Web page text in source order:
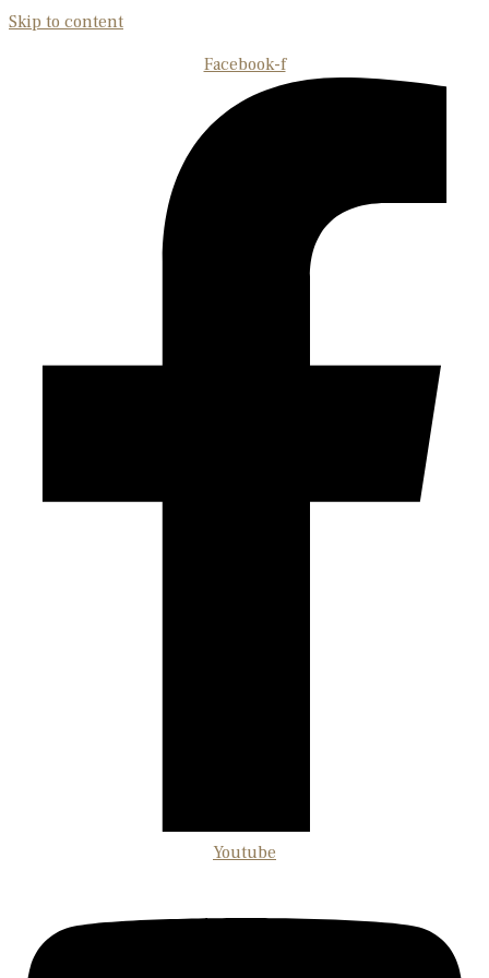
Skip to content
Facebook-f
Youtube